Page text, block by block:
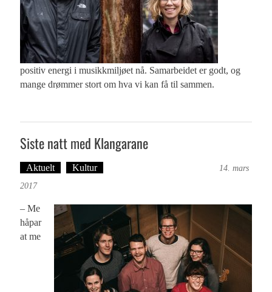
positiv energi i musikkmiljøet nå. Samarbeidet er godt, og
mange drømmer stort om hva vi kan få til sammen.
Siste natt med Klangarane
Aktuelt Kultur
14. mars
2017
– Me
håpar
at me